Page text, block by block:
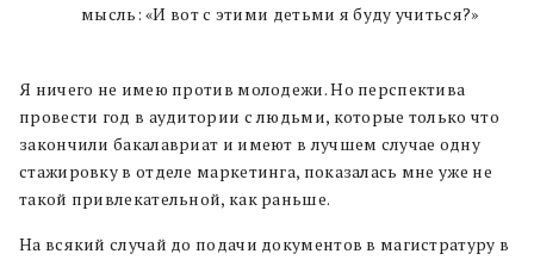
мысль: «И вот с этими детьми я буду учиться?»
Я ничего не имею против молодежи. Но перспектива
провести год в аудитории с людьми, которые только что
закончили бакалавриат и имеют в лучшем случае одну
стажировку в отделе маркетинга, показалась мне уже не
такой привлекательной, как раньше.
На всякий случай до подачи документов в магистратуру в